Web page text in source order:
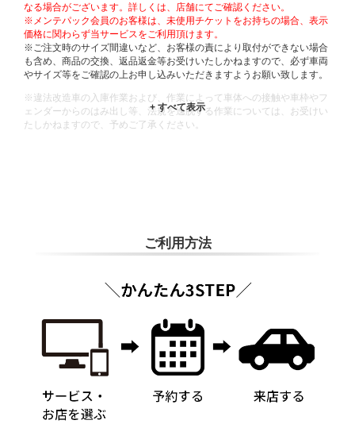
なる場合がございます。詳しくは、店舗にてご確認ください。
※メンテパック会員のお客様は、未使用チケットをお持ちの場合、表示
価格に関わらず当サービスをご利用頂けます。
※ご注文時のサイズ間違いなど、お客様の責により取付ができない場合
も含め、商品の交換、返品返金等お受けいたしかねますので、必ず車両
やサイズ等をご確認の上お申し込みいただきますようお願い致します。
※違法改造車の入庫作業および、作業によって車体への接触や車枠やフ
ェンダーからのはみ出し等、法規を逸脱する作業については、お受けい
たしかねますので、予めご了承ください。
ご利用方法